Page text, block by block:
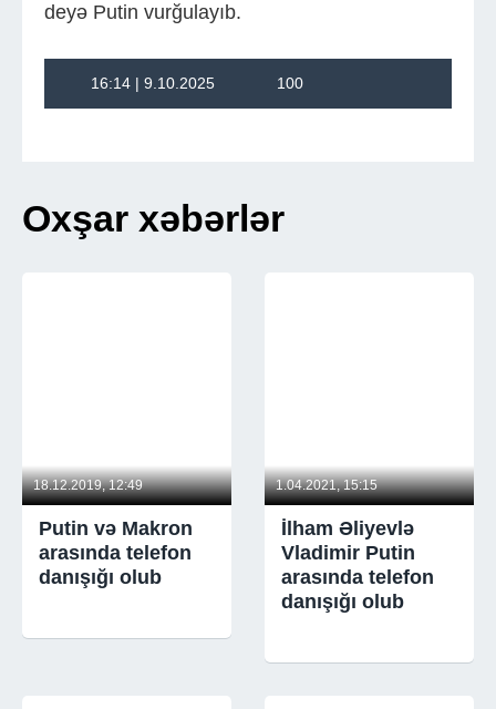
deyə Putin vurğulayıb.
16:14 | 9.10.2025 100
Oxşar xəbərlər
18.12.2019, 12:49
Putin və Makron
arasında telefon
danışığı olub
1.04.2021, 15:15
İlham Əliyevlə
Vladimir Putin
arasında telefon
danışığı olub